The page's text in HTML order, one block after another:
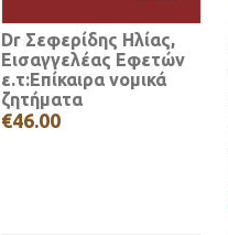
Dr Σεφερίδης Ηλίας,
Εισαγγελέας Εφετών
ε.τ:Επίκαιρα νομικά
ζητήματα
€46.00